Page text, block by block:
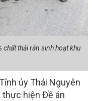
chất thải rắn sinh hoạt khu
ủy Thái Nguyên
thực hiện Đề án